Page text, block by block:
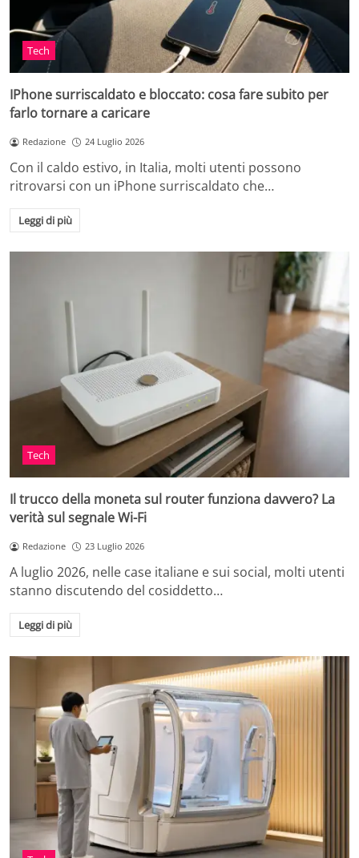
Tech
IPhone surriscaldato e bloccato: cosa fare subito per
farlo tornare a caricare
Redazione 24 Luglio 2026
Con il caldo estivo, in Italia, molti utenti possono
ritrovarsi con un iPhone surriscaldato che…
Leggi di più
Tech
Il trucco della moneta sul router funziona davvero? La
verità sul segnale Wi-Fi
Redazione 23 Luglio 2026
A luglio 2026, nelle case italiane e sui social, molti utenti
stanno discutendo del cosiddetto…
Leggi di più